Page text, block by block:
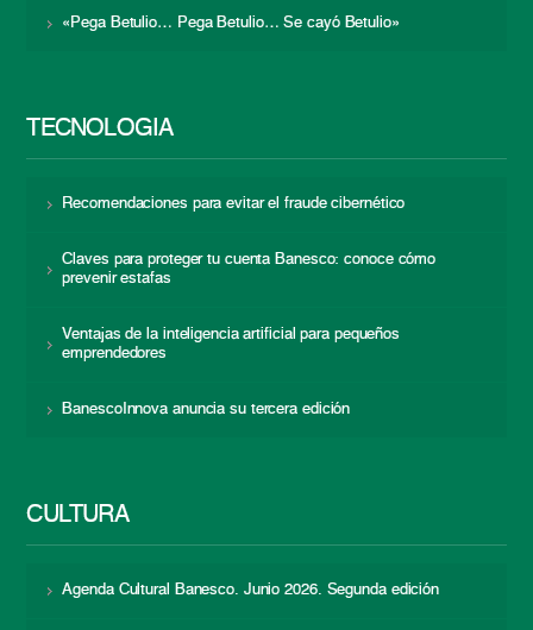
«Pega Betulio… Pega Betulio… Se cayó Betulio»
TECNOLOGÍA
Recomendaciones para evitar el fraude cibernético
Claves para proteger tu cuenta Banesco: conoce cómo
prevenir estafas
Ventajas de la inteligencia artificial para pequeños
emprendedores
BanescoInnova anuncia su tercera edición
CULTURA
Agenda Cultural Banesco. Junio 2026. Segunda edición